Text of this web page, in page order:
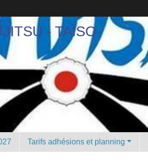
- TAÏSO
Tarifs adhésions et planning